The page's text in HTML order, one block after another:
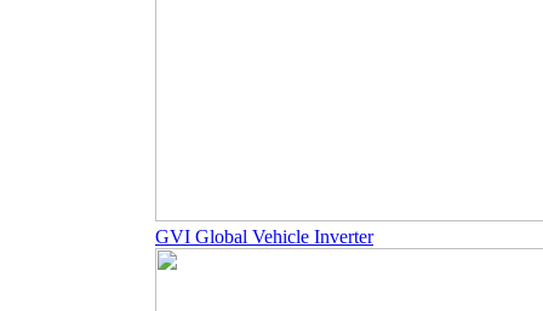
GVI Global Vehicle Inverter